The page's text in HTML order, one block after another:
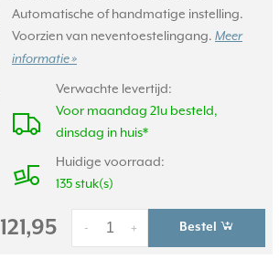
Automatische of handmatige instelling.
Voorzien van neventoestelingang. Meer
informatie »
Verwachte levertijd:
Voor maandag 21u besteld,
dinsdag in huis*
Huidige voorraad:
135 stuk(s)
121,95 +
- Bestel